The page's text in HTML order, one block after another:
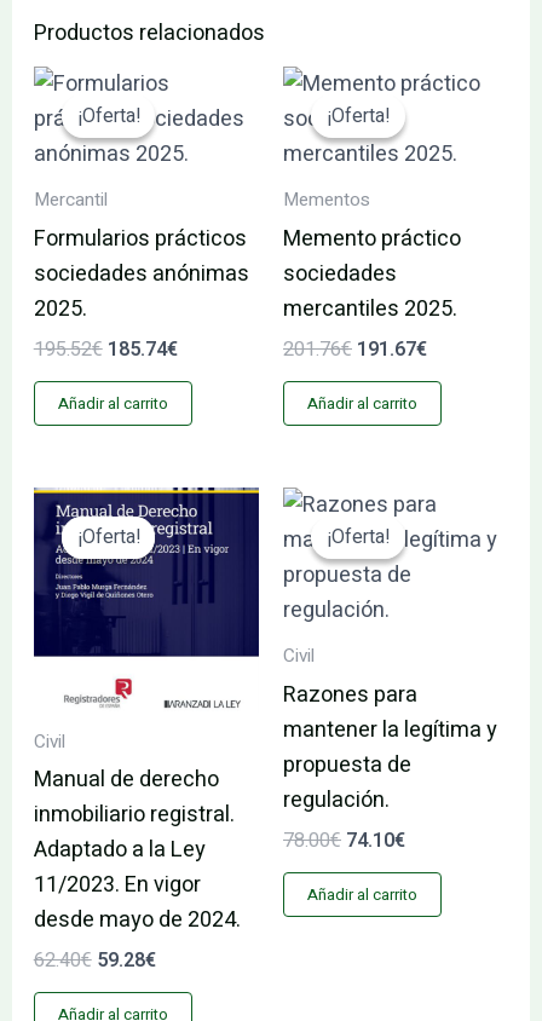
Productos relacionados
¡Oferta!
¡Oferta!
Mercantil
Formularios prácticos
sociedades anónimas
2025.
195.52€
El
precio
original
era:
185.74€
precio
actual
es:
Añadir al carrito
¡Oferta!
¡Oferta!
Mementos
Memento práctico
sociedades
mercantiles 2025.
201.76€
El
precio
original
era:
191.67€
El
es:
Añadir al carrito
¡Oferta!
¡Oferta!
Civil
Manual de derecho
inmobiliario registral.
Adaptado a la Ley
11/2023. En vigor
desde mayo de 2024.
62.40€
El
precio
original
era:
62.40€.
59.28€
El
precio
actual
es:
59.28€.
Añadir al carrito
¡Oferta!
¡Oferta!
Civil
Razones para
mantener la legítima y
propuesta de
regulación.
78.00€
El
precio
original
era:
78.00€.
74.10€
El
precio
actual
es:
Añadir al carrito